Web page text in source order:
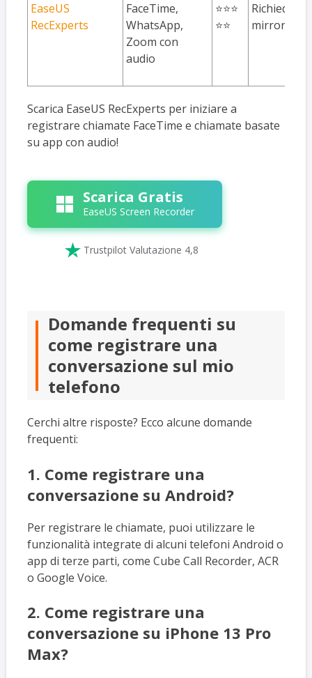
EaseUS
RecExperts
FaceTime,
WhatsApp,
Zoom con
audio
⭐⭐⭐
⭐⭐
Richiede
mirroring
Scarica EaseUS RecExperts per iniziare a
registrare chiamate FaceTime e chiamate basate
su app con audio!
Scarica Gratis
EaseUS Screen Recorder
 Trustpilot Valutazione 4,8
Domande frequenti su
come registrare una
conversazione sul mio
telefono
Cerchi altre risposte? Ecco alcune domande
frequenti:
1. Come registrare una
conversazione su Android?
Per registrare le chiamate, puoi utilizzare le
funzionalità integrate di alcuni telefoni Android o
app di terze parti, come Cube Call Recorder, ACR
o Google Voice.
2. Come registrare una
conversazione su iPhone 13 Pro
Max?